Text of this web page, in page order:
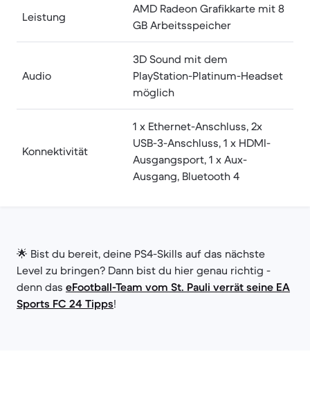
Leistung
AMD Radeon Grafikkarte mit 8
GB Arbeitsspeicher
Audio
3D Sound mit dem
PlayStation-Platinum-Headset
möglich
Konnektivität
1 x Ethernet-Anschluss, 2x
USB-3-Anschluss, 1 x HDMI-
Ausgangsport, 1 x Aux-
Ausgang, Bluetooth 4
🌟 Bist du bereit, deine PS4-Skills auf das nächste
Level zu bringen? Dann bist du hier genau richtig -
denn das eFootball-Team vom St. Pauli verrät seine EA
Sports FC 24 Tipps!